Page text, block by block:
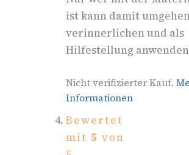
ist kann damit
verinnerlichen und als
Hilfestellung
Nicht verifizierter Kauf.
Informationen
Bewertet
mit 5 von